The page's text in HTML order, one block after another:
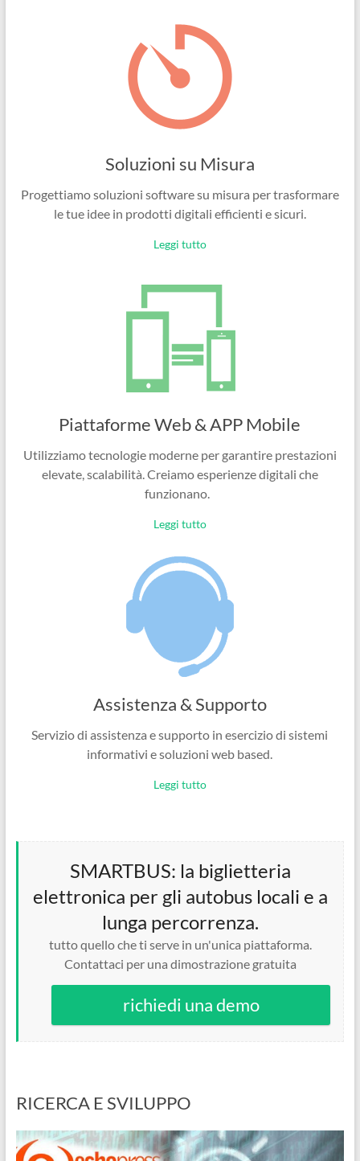
Soluzioni su Misura
Progettiamo soluzioni software su misura per trasformare
le tue idee in prodotti digitali efficienti e sicuri.
Leggi tutto
Piattaforme Web & APP Mobile
Utilizziamo tecnologie moderne per garantire prestazioni
elevate, scalabilità. Creiamo esperienze digitali che
funzionano.
Leggi tutto
Assistenza & Supporto
Servizio di assistenza e supporto in esercizio di sistemi
informativi e soluzioni web based.
Leggi tutto
SMARTBUS: la biglietteria
elettronica per gli autobus locali e a
lunga percorrenza.
tutto quello che ti serve in un'unica piattaforma.
Contattaci per una dimostrazione gratuita
richiedi una demo
RICERCA E SVILUPPO